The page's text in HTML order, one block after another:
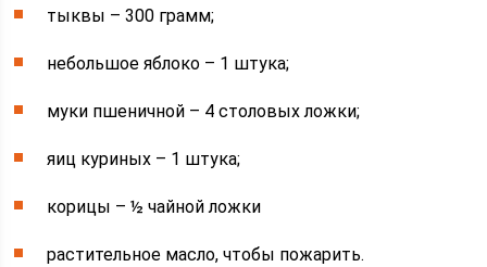
тыквы – 300 грамм;
небольшое яблоко – 1 штука;
муки пшеничной – 4 столовых ложки;
яиц куриных – 1 штука;
корицы – ½ чайной ложки
растительное масло, чтобы пожарить.